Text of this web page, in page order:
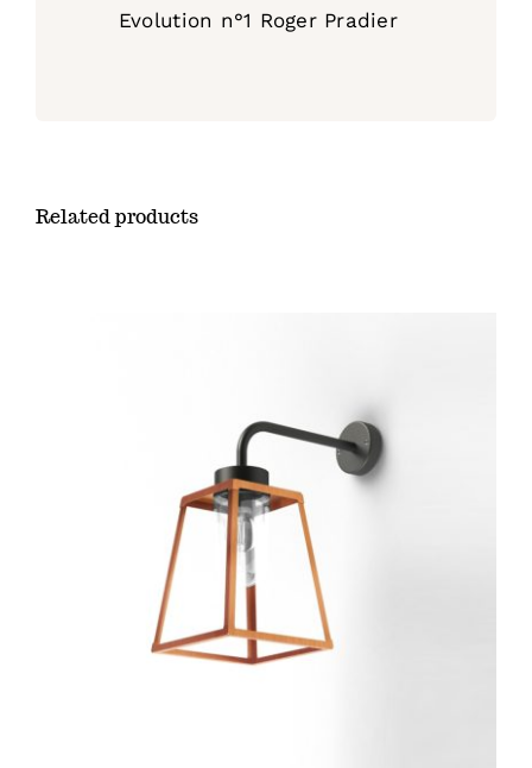
Evolution n°1 Roger Pradier
Related products
SELECT OPTIONS